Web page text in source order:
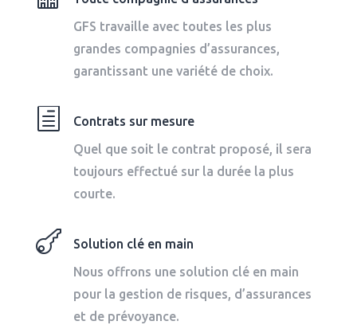
GFS travaille avec toutes les plus
grandes compagnies d’assurances,
garantissant une variété de choix.
h
Contrats sur mesure
Quel que soit le contrat proposé, il sera
toujours effectué sur la durée la plus
courte.

Solution clé en main
Nous offrons une solution clé en main
pour la gestion de risques, d’assurances
et de prévoyance.